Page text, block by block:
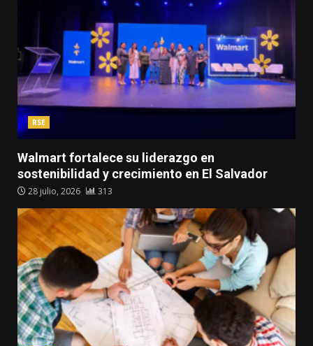
RSE
Walmart fortalece su liderazgo en
sostenibilidad y crecimiento en El Salvador
28 julio, 2026 313